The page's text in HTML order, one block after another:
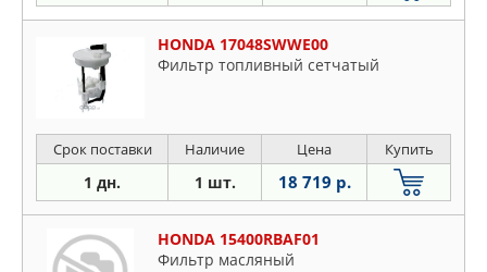
HONDA 17048SWWE00
Фильтр топливный сетчатый
Срок поставки Наличие Цена Купить
1 дн. 1 шт. 18 719 р.
HONDA 15400RBAF01
Фильтp мacляный